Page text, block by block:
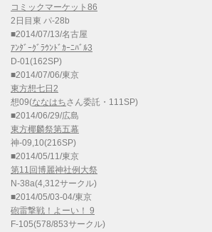
コミックマーケット86
2日目東 パ-28b
■2014/07/13/名古屋
ｱﾝﾀﾞｰｸﾞﾗｳﾝﾄﾞｶｰﾆﾊﾞﾙ3
D-01(162SP)
■2014/07/06/東京
東方想七日2
想09(ななはちさん委託・111SP)
■2014/06/29/広島
東方椰麟祭第五幕
神-09,10(216SP)
■2014/05/11/東京
第11回博麗神社例大祭
N-38a(4,312サークル)
■2014/05/03-04/東京
砲雷撃戦！よーい！ 9
F-105(578/853サークル)